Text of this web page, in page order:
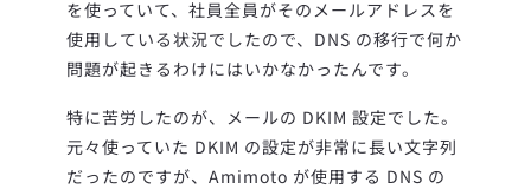
を使っていて、社員全員がそのメールアドレスを
使用している状況でしたので、DNS の移行で何か
問題が起きるわけにはいかなかったんです。
特に苦労したのが、メールの DKIM 設定でした。
元々使っていた DKIM の設定が非常に長い文字列
だったのですが、Amimoto が使用する DNS の